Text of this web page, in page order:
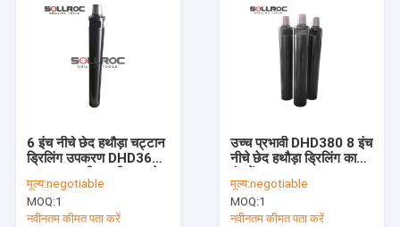
6 इंच नीचे छेद हथौड़ा चट्टान
ड्रिलिंग उपकरण DHD360 /
मूल्य:negotiable
MOQ:1
नवीनतम कीमत पता करें
उच्च प्रभावी DHD380 8 इंच
नीचे छेद हथौड़ा ड्रिलिंग काले
मूल्य:negotiable
MOQ:1
नवीनतम कीमत पता करें